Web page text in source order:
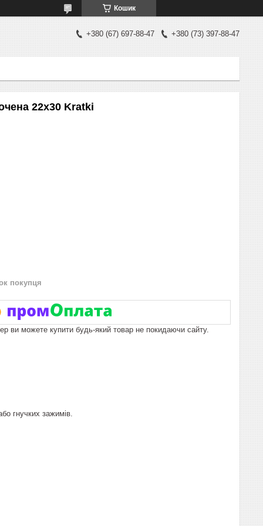
Кошик
+380 (67) 697-88-47 +380 (73) 397-88-47
22x30 Kratki
покупця
ви можете купити будь-який товар не покидаючи сайту.
гнучких зажимів.